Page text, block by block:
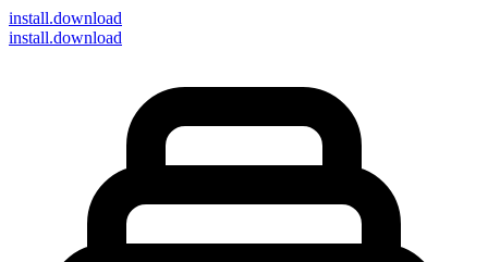
install.download
install.download